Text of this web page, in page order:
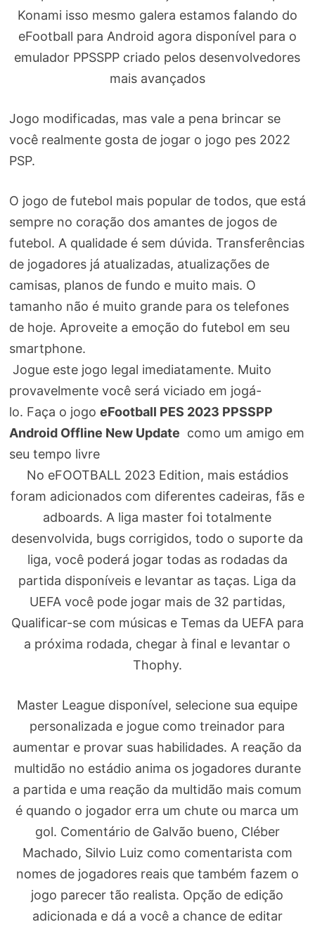
Konami isso mesmo galera estamos falando do
eFootball para Android agora disponível para o
emulador PPSSPP criado pelos desenvolvedores
mais avançados
Jogo modificadas, mas vale a pena brincar se
você realmente gosta de jogar o jogo pes 2022
PSP.
O jogo de futebol mais popular de todos, que está
sempre no coração dos amantes de jogos de
futebol. A qualidade é sem dúvida. Transferências
de jogadores já atualizadas, atualizações de
camisas, planos de fundo e muito mais. O
tamanho não é muito grande para os telefones
de hoje. Aproveite a emoção do futebol em seu
smartphone.
Jogue este jogo legal imediatamente. Muito
provavelmente você será viciado em jogá-
lo. Faça o jogo eFootball PES 2023 PPSSPP
Android Offline New Update como um amigo em
seu tempo livre
No eFOOTBALL 2023 Edition, mais estádios
foram adicionados com diferentes cadeiras, fãs e
adboards. A liga master foi totalmente
desenvolvida, bugs corrigidos, todo o suporte da
liga, você poderá jogar todas as rodadas da
partida disponíveis e levantar as taças. Liga da
UEFA você pode jogar mais de 32 partidas,
Qualificar-se com músicas e Temas da UEFA para
a próxima rodada, chegar à final e levantar o
Thophy.
Master League disponível, selecione sua equipe
personalizada e jogue como treinador para
aumentar e provar suas habilidades. A reação da
multidão no estádio anima os jogadores durante
a partida e uma reação da multidão mais comum
é quando o jogador erra um chute ou marca um
gol. Comentário de Galvão bueno, Cléber
Machado, Silvio Luiz como comentarista com
nomes de jogadores reais que também fazem o
jogo parecer tão realista. Opção de edição
adicionada e dá a você a chance de editar